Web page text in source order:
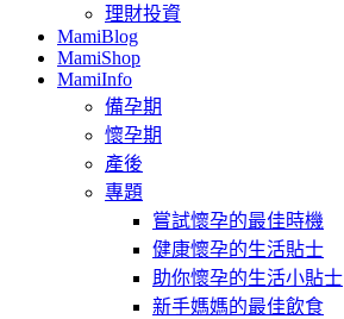
理財投資
MamiBlog
MamiShop
MamiInfo
備孕期
懷孕期
產後
專題
嘗試懷孕的最佳時機
健康懷孕的生活貼士
助你懷孕的生活小貼士
新手媽媽的最佳飲食